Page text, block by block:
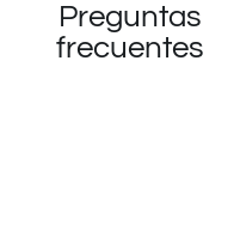
Preguntas
frecuentes